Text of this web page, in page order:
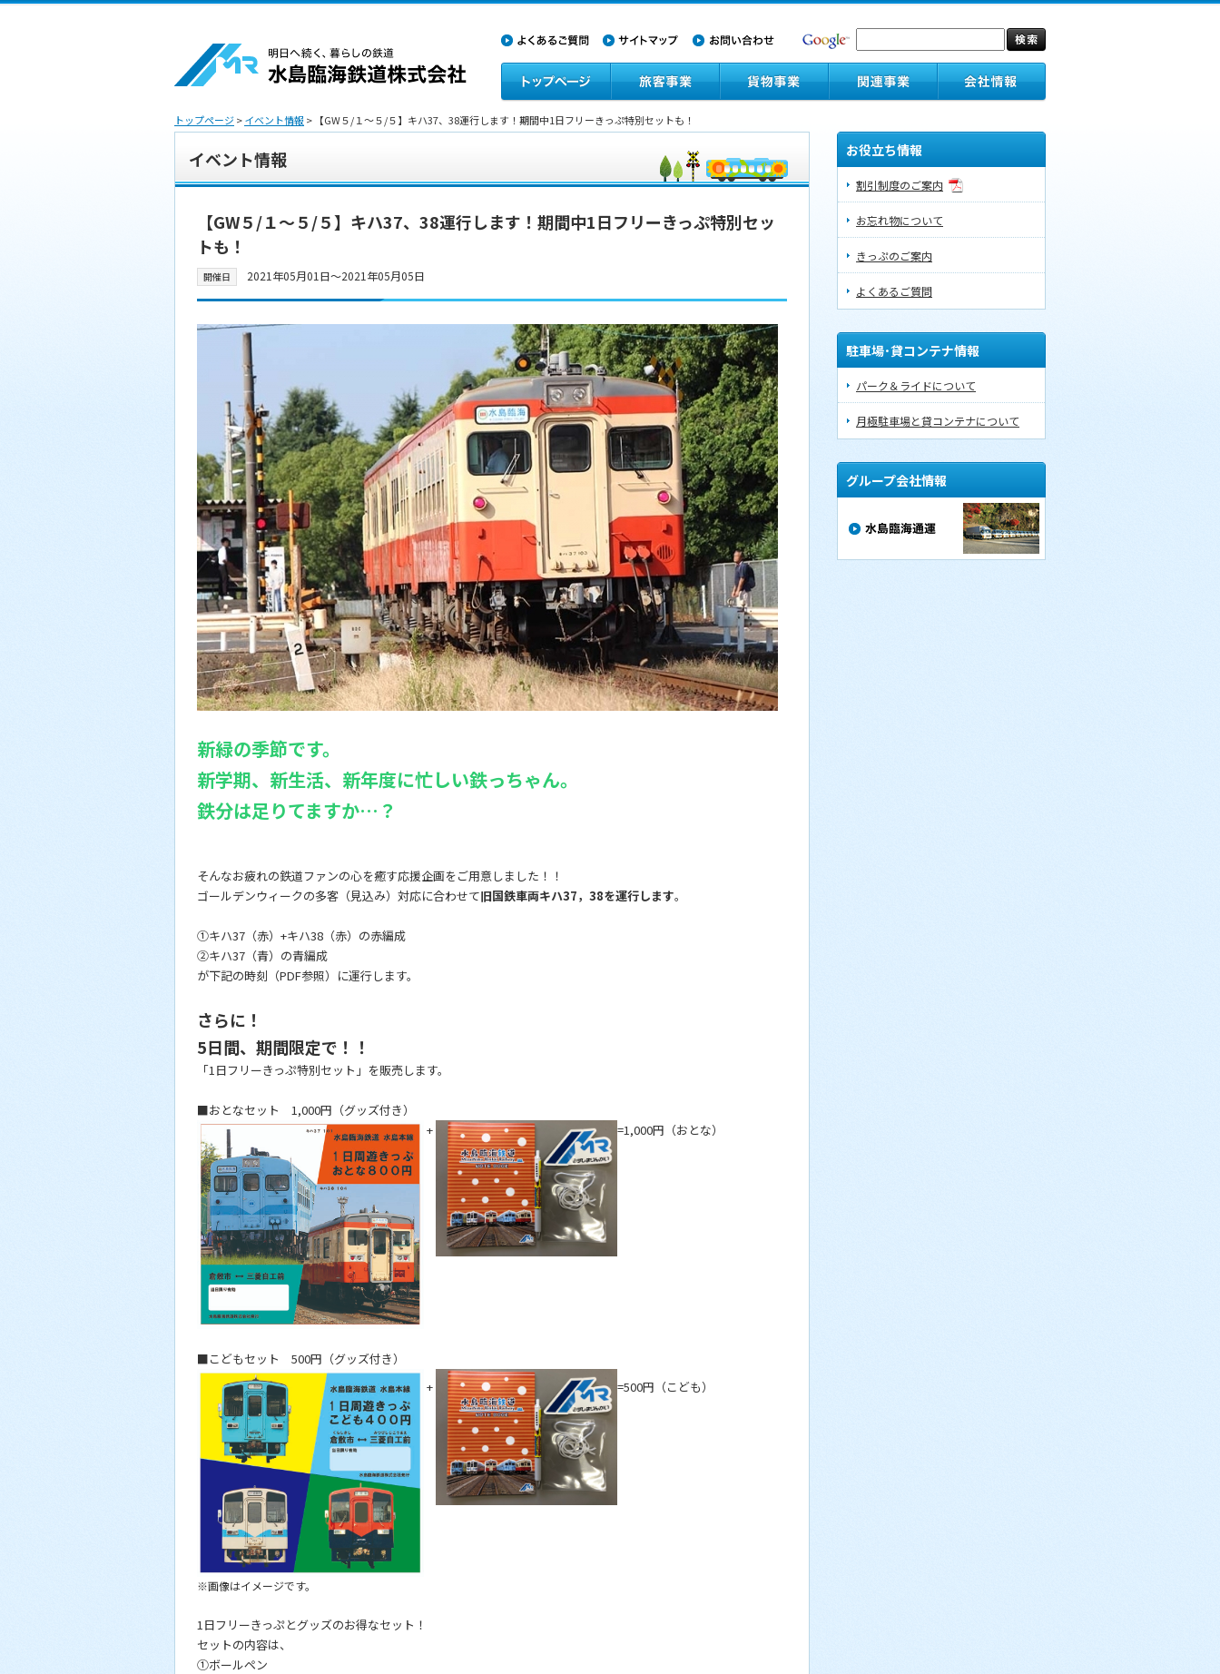
トップページ>イベント情報> 【GW５/１～５/５】キハ37、38運行します！期間中1日フリーきっぷ特別セットも！
イベント情報
【GW５/１～５/５】キハ37、38運行します！期間中1日フリーきっぷ特別セッ
トも！
開催日 2021年05月01日〜2021年05月05日
新緑の季節です。
新学期、新生活、新年度に忙しい鉄っちゃん。
鉄分は足りてますか…？
そんなお疲れの鉄道ファンの心を癒す応援企画をご用意しました！！
ゴールデンウィークの多客（見込み）対応に合わせて旧国鉄車両キハ37，38を運行します。
①キハ37（赤）+キハ38（赤）の赤編成
②キハ37（青）の青編成
が下記の時刻（PDF参照）に運行します。
さらに！
5日間、期間限定で！！
「1日フリーきっぷ特別セット」を販売します。
■おとなセット 1,000円（グッズ付き）
+
=1,000円（おとな）
■こどもセット 500円（グッズ付き）
+
=500円（こども）
※画像はイメージです。
1日フリーきっぷとグッズのお得なセット！
セットの内容は、
①ボールペン
お役立ち情報
割引制度のご案内
お忘れ物について
きっぷのご案内
よくあるご質問
駐車場･貸コンテナ情報
パーク＆ライドについて
月極駐車場と貸コンテナについて
グループ会社情報